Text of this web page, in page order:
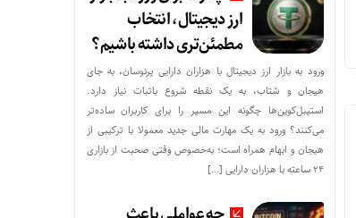
ارز دیجیتال، انتخاب
مطمئن‌تری داشته باشیم؟
ورود به بازار ارز دیجیتال با هزاران دارایی پرنوسان، به جای
هیجان و شتاب، به یک نقطه شروع باثبات نیاز دارد.
استیبل‌کوین‌ها چگونه این مسیر را برای کاربران ساده‌تر
می‌کنند؟ ورود به یک مهارت مالی جدید معمولا با ترکیبی از
هیجان و ابهام همراه است؛ به‌خصوص وقتی صحبت از بازاری
۲۴ ساعته با هزاران دارایی […]